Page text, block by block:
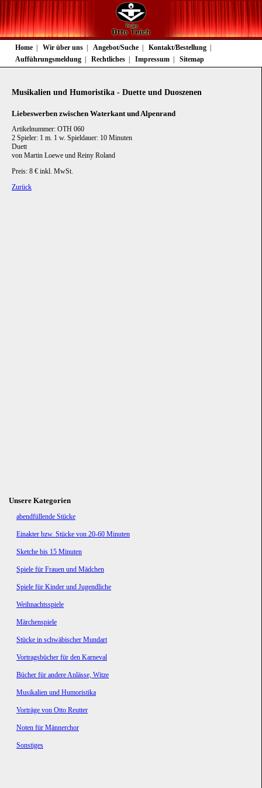
Navigation
überspringen
Home Wir über uns Angebot/Suche
Kontakt/Bestellung
Aufführungsmeldung
Rechtliches Impressum Sitemap
Musikalien und Humoristika - Duette und Duoszenen
Liebeswerben zwischen Waterkant und Alpenrand
Artikelnummer: OTH 060
2 Spieler: 1 m. 1 w. Spieldauer: 10 Minuten
Duett
von Martin Loewe und Reiny Roland
Preis: 8 € inkl. MwSt.
Zurück
Unsere Kategorien
Navigation
abendfüllende Stücke
Einakter bzw. Stücke von 20-60 Minuten
Sketche bis 15 Minuten
Spiele für Frauen und Mädchen
Spiele für Kinder und Jugendliche
Weihnachtsspiele
Märchenspiele
Stücke in schwäbischer Mundart
Vortragsbücher für den Karneval
Bücher für andere Anlässe, Witze
Musikalien und Humoristika
Vorträge von Otto Reutter
Noten für Männerchor
Sonstiges